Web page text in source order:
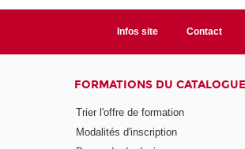
Infos site Contact
FORMATIONS DU CATALOGUE
Trier l'offre de formation
Modalités d'inscription